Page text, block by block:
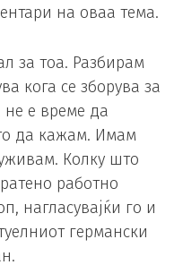
на оваа тема.
за тоа. Разбирам
кога се зборува за
не е време да
да кажам. Имам
Колку што
работно
нагласувајќи го и
германски